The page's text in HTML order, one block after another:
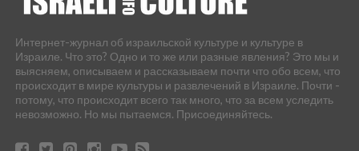
Интернет-журнал об израильской культуре и культуре в
Израиле. Что это? Одно и то же или разные явления? Это мы и
выясняем, описываем и рассказываем почти что обо всем, что
происходит в мире культуры и развлечений в Израиле. Почти -
потому, что происходит всего так много, что за всем уследить
невозможно. Но мы пытаемся. Присоединяйтесь.